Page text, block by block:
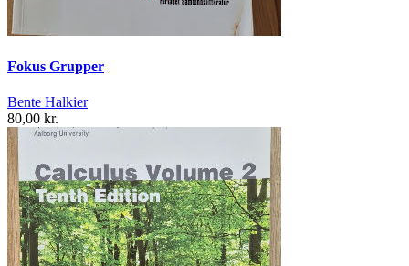
Fokus Grupper
Bente Halkier
80,00 kr.